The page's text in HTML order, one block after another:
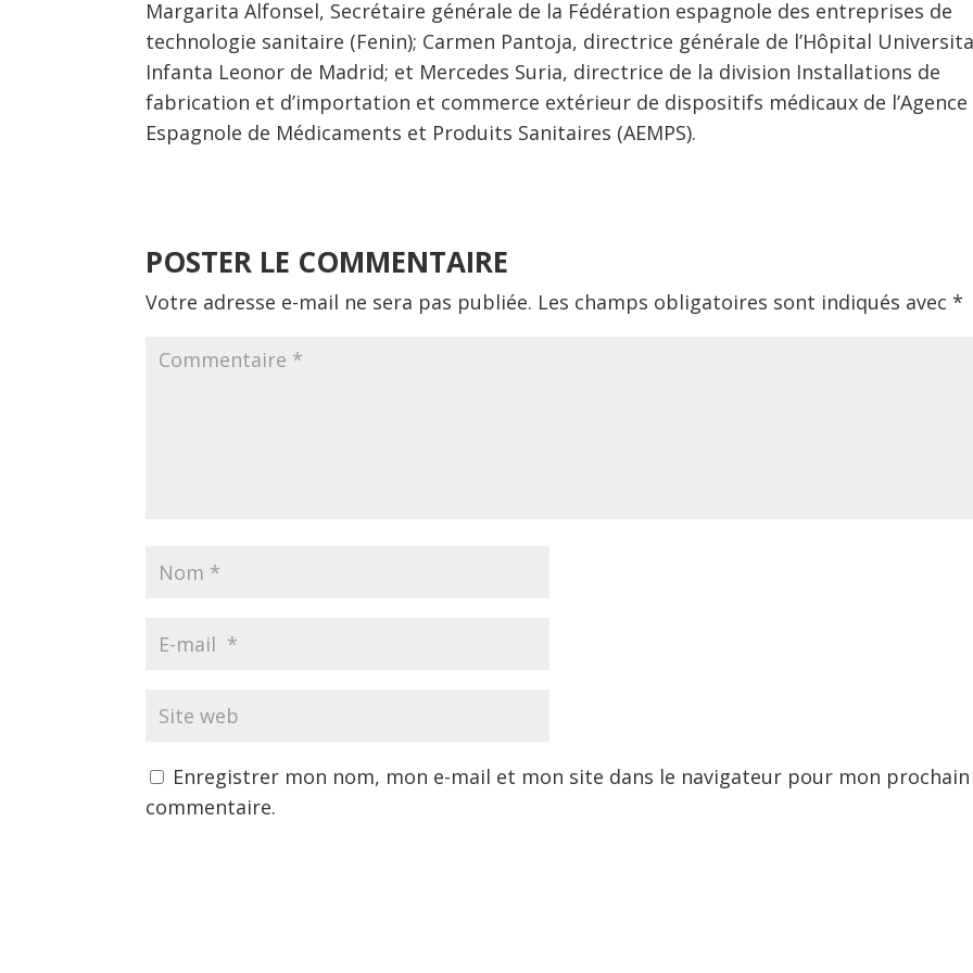
Margarita Alfonsel, Secrétaire générale de la Fédération espagnole des entreprises de
technologie sanitaire (Fenin); Carmen Pantoja, directrice générale de l’Hôpital
Infanta Leonor de Madrid; et Mercedes Suria, directrice de la division Installations de
fabrication et d’importation et commerce extérieur de dispositifs médicaux de l’Agence
Espagnole de Médicaments et Produits Sanitaires (AEMPS).
POSTER LE COMMENTAIRE
Votre adresse e-mail ne sera pas publiée. Les champs obligatoires sont indiqués avec*
Enregistrer mon nom, mon e-mail et mon site dans le navigateur pour mon prochain
commentaire.